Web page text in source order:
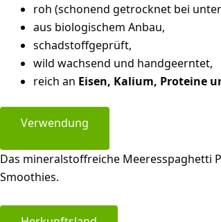
roh (schonend getrocknet bei unter
aus biologischem Anbau,
schadstoffgeprüft,
wild wachsend und handgeerntet,
reich an Eisen, Kalium, Proteine
Verwendung
Das mineralstoffreiche Meeresspaghetti
Smoothies.